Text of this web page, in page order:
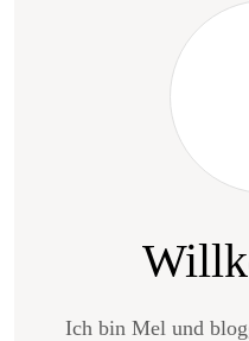
Ich bin Mel und